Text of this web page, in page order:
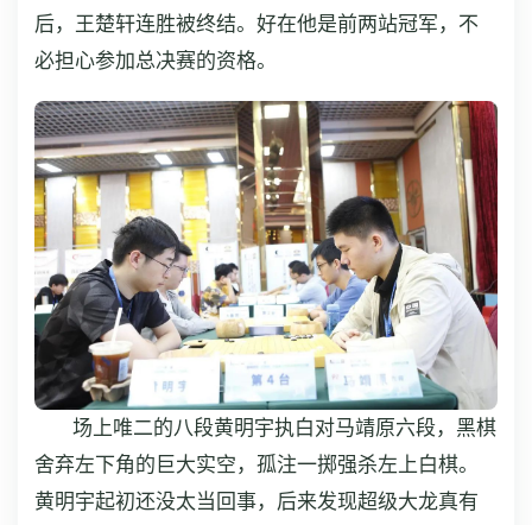
后，王楚轩连胜被终结。好在他是前两站冠军，不
必担心参加总决赛的资格。
场上唯二的八段黄明宇执白对马靖原六段，黑棋
舍弃左下角的巨大实空，孤注一掷强杀左上白棋。
黄明宇起初还没太当回事，后来发现超级大龙真有